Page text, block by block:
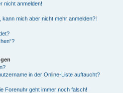
nicht anmelden!
mich aber nicht mehr anmelden?!
in der Online-Liste auftaucht?
Forenuhr geht immer noch falsch!